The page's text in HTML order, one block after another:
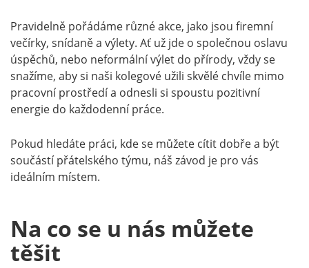
Pravidelně pořádáme různé akce, jako jsou firemní
večírky, snídaně a výlety. Ať už jde o společnou oslavu
úspěchů, nebo neformální výlet do přírody, vždy se
snažíme, aby si naši kolegové užili skvělé chvíle mimo
pracovní prostředí a odnesli si spoustu pozitivní
energie do každodenní práce.
Pokud hledáte práci, kde se můžete cítit dobře a být
součástí přátelského týmu, náš závod je pro vás
ideálním místem.
Na co se u nás můžete
těšit